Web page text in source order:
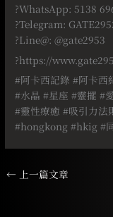
?WhatsApp: 5138
?Telegram:
?Line@: @gate2953
?https://
#阿卡西記錄 #阿卡西
#水晶 #星座 #靈擺 #
#靈性療癒 #吸引力法
#hongkong #hkig #
← 上一篇文章